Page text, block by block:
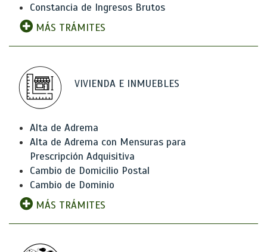
Constancia de Ingresos Brutos
MÁS TRÁMITES
VIVIENDA E INMUEBLES
Alta de Adrema
Alta de Adrema con Mensuras para
Prescripción Adquisitiva
Cambio de Domicilio Postal
Cambio de Dominio
MÁS TRÁMITES